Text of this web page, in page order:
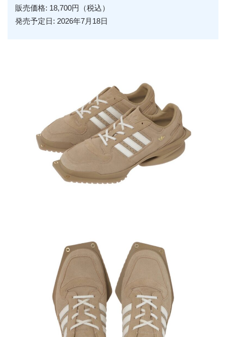
販売価格: 18,700円（税込）
発売予定日: 2026年7月18日